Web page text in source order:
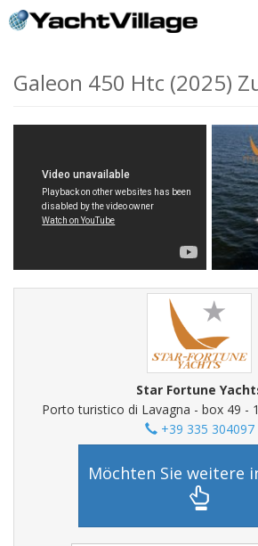
Galeon 450 Htc (2025)
Star Fortune
Porto turistico di Lavagna - box 49 -
+39 335 304097
Möchten Sie weitere